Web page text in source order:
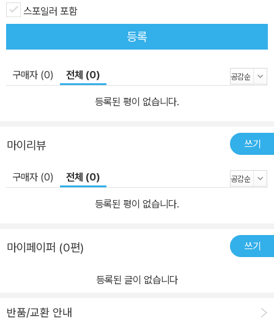
스포일러 포함
등록
구매자 (0) 전체 (0)
등록된 평이 없습니다.
마이리뷰 쓰기
구매자 (0) 전체 (0)
등록된 평이 없습니다.
마이페이퍼 (0편) 쓰기
등록된 글이 없습니다
반품/교환 안내